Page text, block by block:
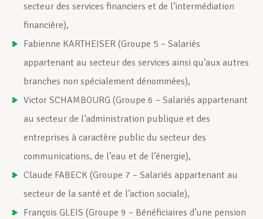
secteur des services financiers et de l’intermédiation
financière),
Fabienne KARTHEISER (Groupe 5 – Salariés
appartenant au secteur des services ainsi qu’aux autres
branches non spécialement dénommées),
Victor SCHAMBOURG (Groupe 6 – Salariés appartenant
au secteur de l’administration publique et des
entreprises à caractère public du secteur des
communications, de l’eau et de l’énergie),
Claude FABECK (Groupe 7 – Salariés appartenant au
secteur de la santé et de l’action sociale),
François GLEIS (Groupe 9 – Bénéficiaires d’une pension